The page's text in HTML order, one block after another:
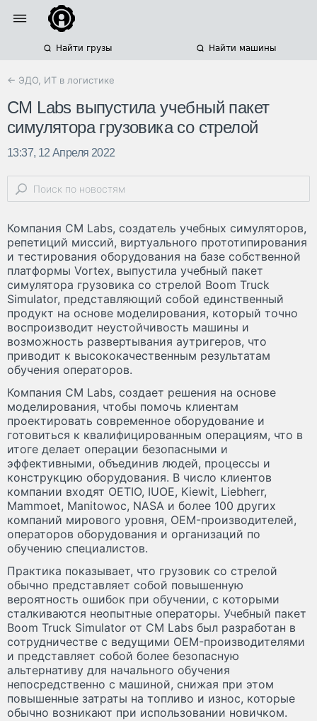
Найти грузы Найти машины
← ЭДО, ИТ в логистике
CM Labs выпустила учебный пакет
симулятора грузовика со стрелой
13:37, 12 Апреля 2022
Компания CM Labs, создатель учебных симуляторов,
репетиций миссий, виртуального прототипирования
и тестирования оборудования на базе собственной
платформы Vortex, выпустила учебный пакет
симулятора грузовика со стрелой Boom Truck
Simulator, представляющий собой единственный
продукт на основе моделирования, который точно
воспроизводит неустойчивость машины и
возможность развертывания аутригеров, что
приводит к высококачественным результатам
обучения операторов.
Компания CM Labs, создает решения на основе
моделирования, чтобы помочь клиентам
проектировать современное оборудование и
готовиться к квалифицированным операциям, что в
итоге делает операции безопасными и
эффективными, объединив людей, процессы и
конструкцию оборудования. В число клиентов
компании входят OETIO, IUOE, Kiewit, Liebherr,
Mammoet, Manitowoc, NASA и более 100 других
компаний мирового уровня, OEM-производителей,
операторов оборудования и организаций по
обучению специалистов.
Практика показывает, что грузовик со стрелой
обычно представляет собой повышенную
вероятность ошибок при обучении, с которыми
сталкиваются неопытные операторы. Учебный пакет
Boom Truck Simulator от CM Labs был разработан в
сотрудничестве с ведущими OEM-производителями
и представляет собой более безопасную
альтернативу для начального обучения
непосредственно с машиной, снижая при этом
повышенные затраты на топливо и износ, которые
обычно возникают при использовании новичком.